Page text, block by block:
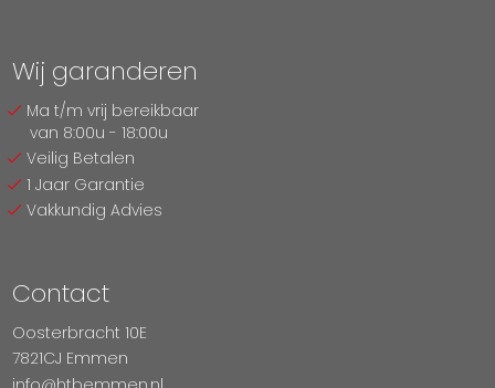
Wij garanderen
Ma t/m vrij bereikbaar
van 8:00u - 18:00u
Veilig Betalen
1 Jaar Garantie
Vakkundig Advies
Contact
Oosterbracht 10E
7821CJ Emmen